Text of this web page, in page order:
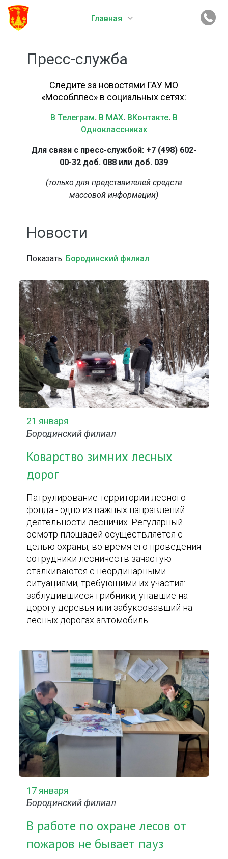
Главная
Пресс-служба
Следите за новостями ГАУ МО
«Мособллес» в социальных сетях:
В Телеграм. В MAX. ВКонтакте. В
Одноклассниках
Для связи с пресс-службой: +7 (498) 602-
00-32 доб. 088 или доб. 039
(только для представителей средств
массовой информации)
Новости
Показать: Бородинский филиал
21 января
Бородинский филиал
Коварство зимних лесных
дорог
Патрулирование территории лесного
фонда - одно из важных направлений
деятельности лесничих. Регулярный
осмотр площадей осуществляется с
целью охраны, во время его проведения
сотрудники лесничеств зачастую
сталкиваются с неординарными
ситуациями, требующими их участия:
заблудившиеся грибники, упавшие на
дорогу деревья или забуксовавший на
лесных дорогах автомобиль.
17 января
Бородинский филиал
В работе по охране лесов от
пожаров не бывает пауз